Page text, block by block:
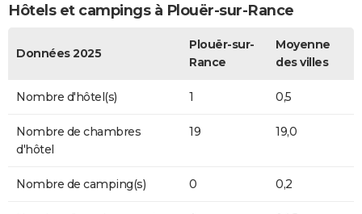
Hôtels et campings à Plouër-sur-Rance
Données 2025
Plouër-sur-
Rance
Moyenne
des villes
Nombre d'hôtel(s) 1 0,5
Nombre de chambres
d'hôtel
19 19,0
Nombre de camping(s) 0 0,2